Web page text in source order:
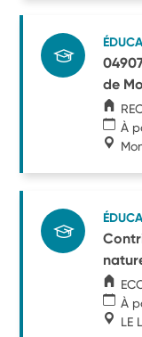
de
À
À
LE